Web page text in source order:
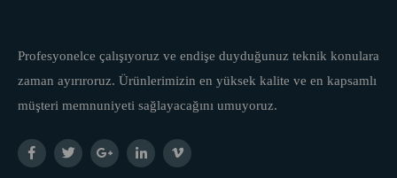
Profesyonelce çalışıyoruz ve endişe duyduğunuz teknik konulara
zaman ayırıroruz. Ürünlerimizin en yüksek kalite ve en kapsamlı
müşteri memnuniyeti sağlayacağını umuyoruz.